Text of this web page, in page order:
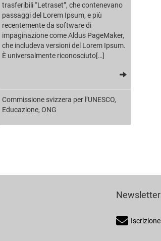
trasferibili “Letraset”, che contenevano
passaggi del Lorem Ipsum, e più
recentemente da software di
impaginazione come Aldus PageMaker,
che includeva versioni del Lorem Ipsum.
È universalmente riconosciuto[…]
Commissione svizzera per l’UNESCO,
Educazione, ONG
Newsletter
Iscrizione